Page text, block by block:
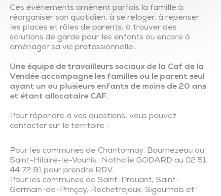
Ces événements amènent parfois la famille à
réorganiser son quotidien, à se reloger, à repenser
les places et rôles de parents, à trouver des
solutions de garde pour les enfants ou encore à
aménager sa vie professionnelle…
Une équipe de travailleurs sociaux de la Caf de la
Vendée accompagne les familles ou le parent seul
ayant un ou plusieurs enfants de moins de 20 ans
et étant allocataire CAF.
Pour répondre à vos questions, vous pouvez
contacter sur le territoire :
Pour les communes de Chantonnay, Bournezeau ou
Saint-Hilaire-le-Vouhis : Nathalie GODARD au 02 51
44 72 81 pour prendre RDV.
Pour les communes de Saint-Prouant, Saint-
Germain-de-Prinçay, Rochetrejoux, Sigournais et